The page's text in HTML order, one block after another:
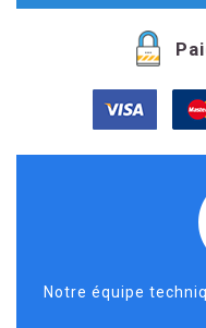
Notre équipe